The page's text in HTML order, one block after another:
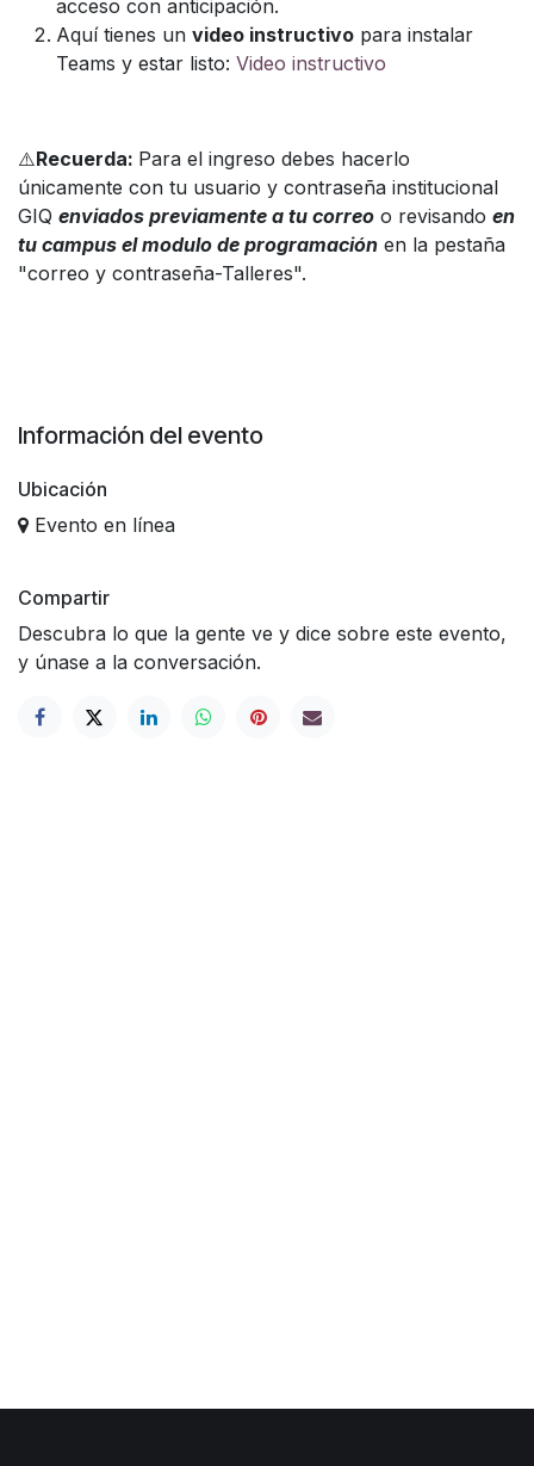
acceso con anticipación.
Aquí tienes un video instructivo para instalar
Teams y estar listo: Video instructivo
⚠️Recuerda: Para el ingreso debes hacerlo
únicamente con tu usuario y contraseña institucional
GIQ enviados previamente a tu correo o revisando en
tu campus el modulo de programación en la pestaña
"correo y contraseña-Talleres".
Información del evento
Ubicación
Evento en línea
Compartir
Descubra lo que la gente ve y dice sobre este evento,
y únase a la conversación.